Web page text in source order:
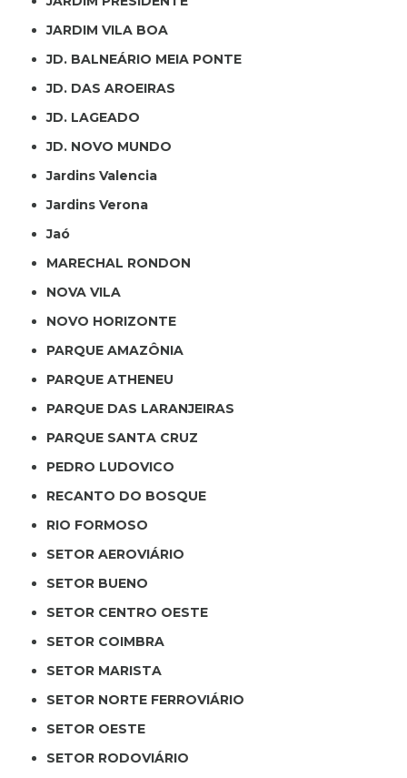
JARDIM VILA BOA
JD. BALNEÁRIO MEIA PONTE
JD. DAS AROEIRAS
JD. LAGEADO
JD. NOVO MUNDO
Jardins Valencia
Jardins Verona
Jaó
MARECHAL RONDON
NOVA VILA
NOVO HORIZONTE
PARQUE AMAZÔNIA
PARQUE ATHENEU
PARQUE DAS LARANJEIRAS
PARQUE SANTA CRUZ
PEDRO LUDOVICO
RECANTO DO BOSQUE
RIO FORMOSO
SETOR AEROVIÁRIO
SETOR BUENO
SETOR CENTRO OESTE
SETOR COIMBRA
SETOR MARISTA
SETOR NORTE FERROVIÁRIO
SETOR OESTE
SETOR RODOVIÁRIO